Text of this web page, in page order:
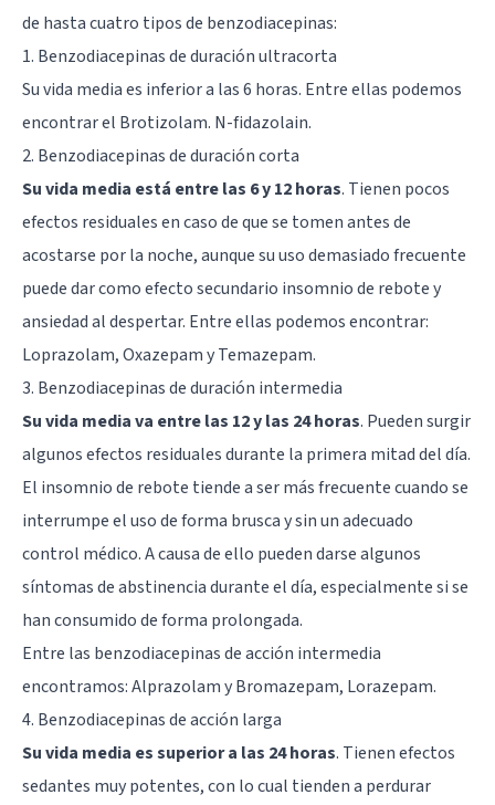
de hasta cuatro tipos de benzodiacepinas:
1. Benzodiacepinas de duración ultracorta
Su vida media es inferior a las 6 horas. Entre ellas podemos
encontrar el Brotizolam. N-fidazolain.
2. Benzodiacepinas de duración corta
Su vida media está entre las 6 y 12 horas. Tienen pocos
efectos residuales en caso de que se tomen antes de
acostarse por la noche, aunque su uso demasiado frecuente
puede dar como efecto secundario insomnio de rebote y
ansiedad al despertar. Entre ellas podemos encontrar:
Loprazolam, Oxazepam y Temazepam.
3. Benzodiacepinas de duración intermedia
Su vida media va entre las 12 y las 24 horas. Pueden surgir
algunos efectos residuales durante la primera mitad del día.
El insomnio de rebote tiende a ser más frecuente cuando se
interrumpe el uso de forma brusca y sin un adecuado
control médico. A causa de ello pueden darse algunos
síntomas de abstinencia durante el día, especialmente si se
han consumido de forma prolongada.
Entre las benzodiacepinas de acción intermedia
encontramos: Alprazolam y Bromazepam, Lorazepam.
4. Benzodiacepinas de acción larga
Su vida media es superior a las 24 horas. Tienen efectos
sedantes muy potentes, con lo cual tienden a perdurar